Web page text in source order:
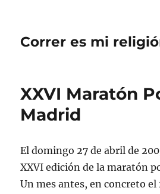
Correr es mi
XXVI Maratón
Madrid
El domingo 27 de abril de
XXVI edición de la maratón
Un mes antes, en concreto el